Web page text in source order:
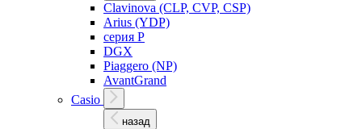
Clavinova (CLP, CVP, CSP)
Arius (YDP)
серия P
DGX
Piaggero (NP)
AvantGrand
Casio
назад